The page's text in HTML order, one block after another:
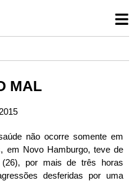
MAL
não ocorre somente em
em Novo Hamburgo, teve de
por mais de três horas
desferidas por uma